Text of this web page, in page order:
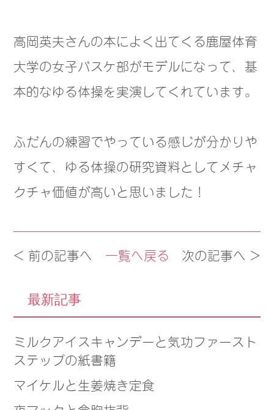
高岡英夫さんの本によく出てくる鹿屋体育
大学の女子バスケ部がモデルになって、基
本的なゆる体操を実演してくれています。
ふだんの練習でやっている感じが分かりや
すくて、ゆる体操の研究資料としてメチャ
クチャ価値が高いと思いました！
< 前の記事へ 一覧へ戻る 次の記事へ >
最新記事
ミルクアイスキャンデーと気功ファースト
ステップの紙書籍
マイケルと生姜焼き定食